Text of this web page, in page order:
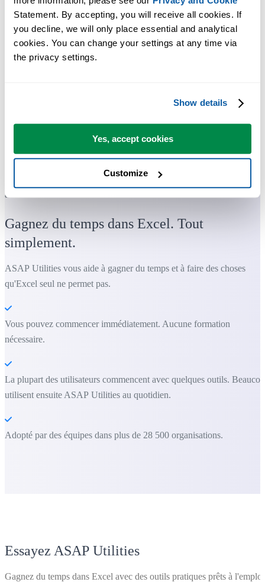
Statement. By accepting, you will receive all cookies. If
you decline, we will only place essential and analytical
cookies. You can change your settings at any time via
the privacy settings.
Show details
Yes, accept cookies
Customize
Des outils pratiques que beaucoup d'utilisateurs d'Excel aimeraient
avoir directement dans Excel.
Gagnez du temps dans Excel. Tout
simplement.
ASAP Utilities vous aide à gagner du temps et à faire des choses
qu'Excel seul ne permet pas.
Vous pouvez commencer immédiatement. Aucune formation
nécessaire.
La plupart des utilisateurs commencent avec quelques outils.
utilisent ensuite ASAP Utilities au quotidien.
Adopté par des équipes dans plus de 28 500 organisations.
Essayez ASAP Utilities
Gagnez du temps dans Excel avec des outils pratiques prêts à